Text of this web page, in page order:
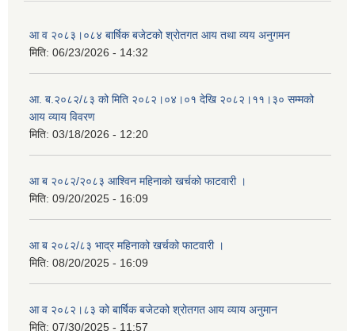
आ व २०८३।०८४ बार्षिक बजेटको श्रोतगत आय तथा व्यय अनुगमन
मिति: 06/23/2026 - 14:32
आ. ब.२०८२/८३ को मिति २०८२।०४।०१ देखि २०८२।११।३० सम्मको
आय व्याय विवरण
मिति: 03/18/2026 - 12:20
आ ब २०८२/२०८३ आश्विन महिनाको खर्चको फाटवारी ।
मिति: 09/20/2025 - 16:09
आ ब २०८२/८३ भाद्र महिनाको खर्चको फाटवारी ।
मिति: 08/20/2025 - 16:09
आ व २०८२।८३ को बार्षिक बजेटको श्रोतगत आय व्याय अनुमान
मिति: 07/30/2025 - 11:57